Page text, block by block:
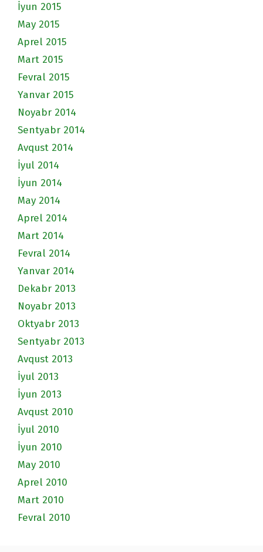
İyun 2015
May 2015
Aprel 2015
Mart 2015
Fevral 2015
Yanvar 2015
Noyabr 2014
Sentyabr 2014
Avqust 2014
İyul 2014
İyun 2014
May 2014
Aprel 2014
Mart 2014
Fevral 2014
Yanvar 2014
Dekabr 2013
Noyabr 2013
Oktyabr 2013
Sentyabr 2013
Avqust 2013
İyul 2013
İyun 2013
Avqust 2010
İyul 2010
İyun 2010
May 2010
Aprel 2010
Mart 2010
Fevral 2010